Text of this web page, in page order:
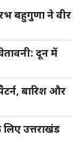
बहुगुणा ने वीर
दून में
बारिश और
उत्तराखंड